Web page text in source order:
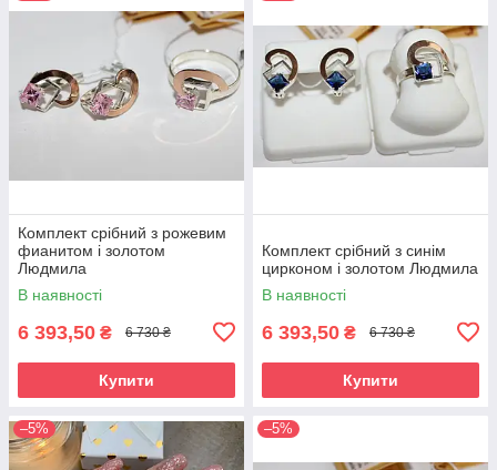
Комплект срібний з рожевим
фианитом і золотом
Людмила
В наявності
6 393,50 ₴ 6 730 ₴
Купити
Комплект срібний з синім
цирконом і золотом Людмила
В наявності
6 393,50 ₴ 6 730 ₴
Купити
–5% –5%